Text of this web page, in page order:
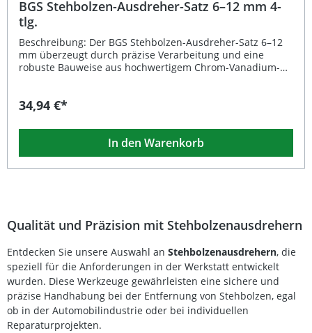
BGS Stehbolzen-Ausdreher-Satz 6–12 mm 4-
tlg.
Beschreibung: Der BGS Stehbolzen-Ausdreher-Satz 6–12
mm überzeugt durch präzise Verarbeitung und eine
robuste Bauweise aus hochwertigem Chrom-Vanadium-
ideale Lösung, um festsitzende oder abgerissene
1/2 Zoll (12,5 mm) Außensechskant-Profils lässt sich der
Ausdreher einfach mit gängigen Ratschen oder T-
Gleitgriffen verwenden. Sie profitieren von maximaler
Kontrolle, geringem Kraftaufwand und einer langlebigen
12 mm 1/2 Zoll Antrieb für einfache Handhabung Perfekt
zum Entfernen von festsitzenden oder abgebrochenen
Heimgebrauch Lieferumfang: 1x Stehbolzen-Ausdreher 6
mm 1x Stehbolzen-Ausdreher 8 mm 1x Stehbolzen-
Ausdreher 10 mm 1x Stehbolzen-Ausdreher 12 mm
34,94 €*
In den Warenkorb
Qualität und Präzision mit Stehbolzenausdrehern
Entdecken Sie unsere Auswahl an Stehbolzenausdrehern, die
speziell für die Anforderungen in der Werkstatt entwickelt
wurden. Diese Werkzeuge gewährleisten eine sichere und
präzise Handhabung bei der Entfernung von Stehbolzen, egal
ob in der Automobilindustrie oder bei individuellen
Reparaturprojekten.